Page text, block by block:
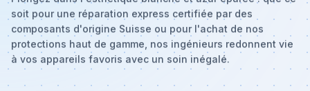
soit pour une réparation express certifiée par des
composants d'origine Suisse ou pour l'achat de nos
protections haut de gamme, nos ingénieurs redonnent vie
à vos appareils favoris avec un soin inégalé.